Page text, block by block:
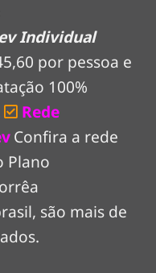
Individual
por pessoa e
100%
Rede
Confira a rede
Plano
são mais de